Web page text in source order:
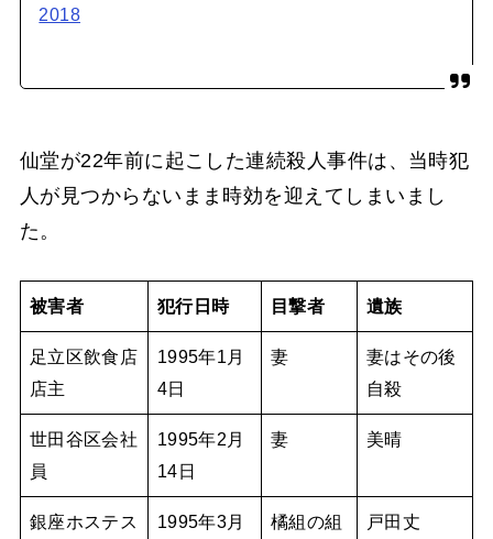
2018
仙堂が22年前に起こした連続殺人事件は、当時犯
人が見つからないまま時効を迎えてしまいまし
た。
被害者 犯行日時 目撃者 遺族
足立区飲食店
店主
1995年1月
4日
妻
妻はその後
自殺
世田谷区会社
員
1995年2月
14日
妻 美晴
銀座ホステス 1995年3月 橘組の組 戸田丈